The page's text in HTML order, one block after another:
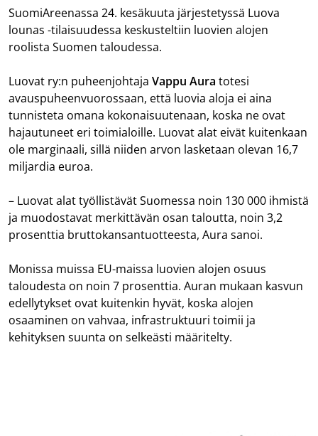
SuomiAreenassa 24. kesäkuuta järjestetyssä Luova
lounas -tilaisuudessa keskusteltiin luovien alojen
roolista Suomen taloudessa.
Luovat ry:n puheenjohtaja Vappu Aura totesi
avauspuheenvuorossaan, että luovia aloja ei aina
tunnisteta omana kokonaisuutenaan, koska ne ovat
hajautuneet eri toimialoille. Luovat alat eivät kuitenkaan
ole marginaali, sillä niiden arvon lasketaan olevan 16,7
miljardia euroa.
– Luovat alat työllistävät Suomessa noin 130 000 ihmistä
ja muodostavat merkittävän osan taloutta, noin 3,2
prosenttia bruttokansantuotteesta, Aura sanoi.
Monissa muissa EU-maissa luovien alojen osuus
taloudesta on noin 7 prosenttia. Auran mukaan kasvun
edellytykset ovat kuitenkin hyvät, koska alojen
osaaminen on vahvaa, infrastruktuuri toimii ja
kehityksen suunta on selkeästi määritelty.